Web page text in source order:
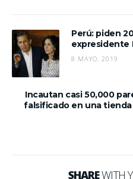
Perú: piden
expresidente
8 MAYO, 2019
Incautan casi 50,000
falsificado en una tienda
SHAREWITH